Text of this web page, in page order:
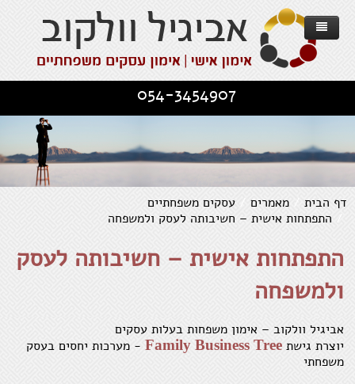
דף הבית מאמרים
עסקים משפחתיים
התפתחות אישית – חשיבותה לעסק ולמשפחה
התפתחות אישית – חשיבותה לעסק
ולמשפחה
אביגיל וולקוב – אימון משפחות בעלות עסקים
יוצרת גישת Family Business Tree - מערכות יחסים בעסק
משפחתי
אימון אישי - מוטיבציה להשגת מטרות
אימון אישי - קשרים יחסים וזוגיות
אימון להתפתחות אישית - שחרור מעכבות
אימון למודעות והערכה עצמית
אימון עסקים משפחתיים
Family Business Tree - הגישה
שירותים
עסקים וחברות
פרוייקט "מנהלים-מאומנים"
סדנא לניהול
עסקים משפחתיים
תחומים לאימון אישי
מאמרים כלליים
מספרים עליי
ממליצים וחוויות אישיות
יצירת קשר